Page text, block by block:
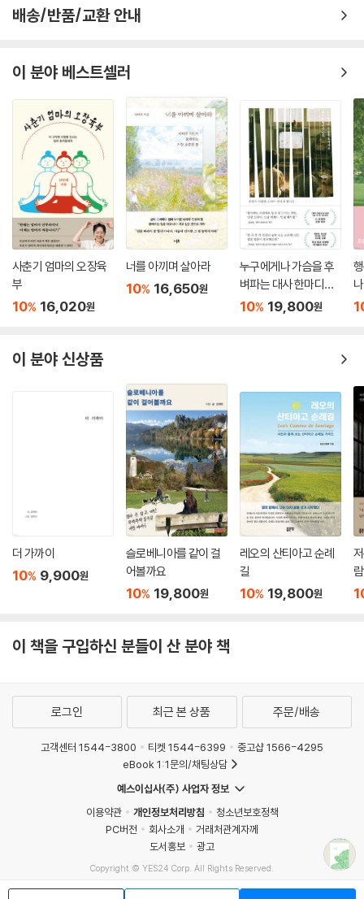
전문학 작품과 작가들이 등장함은 물론이다. 작가가 미워하려야 미워할 수
정 등등 이들의 일화는 ‘텍스트가 말해주지 않는 사실’에 주목하기 좋아하
는 작가의 취향을 명확히 반영하는 듯, 우리가 알던 흔한 고전이 아닌 새로
운 이야기로 다가온다. 북학파의 대표적 이론서인 박제가의 《북학의》를
‘그리움’과 ‘외로움’의 책이라는 작가이니 더 말해 무엇할까. 하지만 작가가
이끄는 ‘슬픔과 기쁨’의 이야기는 우리 고전에 한정되지 않는다. 현대 소설
은 물론 영화까지 두루 걸쳐 그간 작가의 삶에 질문과 영감을 주었던 작품
들이 소개된다. 존 파울즈의 절망 가득한 일기부터 빨래방에서 토요일을
허비하는 ‘미국의 체호프’라 평가받는 레이먼드 카버, 한 사람 속에 거처하
는 완전히 다른 존재들에 수많은 이름을 붙여 살게 한 페르난두 페소아의
이야기 등, ‘부질없고 불경한’ 상상하기를 좋아하는 작가를 따라가다 보면,
우리에게 주어졌던 그간의 텍스트에서는 엿볼 수 없었던 행간에 주목하게
하는 설흔의 시선을 새롭게 느끼게 될 것이다.
26개의 시와 노래 그리고 그 노래를 따라 함께 떠올린 다양한 삶의 기록들
에서 설흔의 ‘추구미’를 엿보는 것 또한 이 책이 주는 색다른 즐거움이다.
그것은 시와 노래, 문학과 예술에 국한되지 않고 ‘사람’으로 확장되어 ‘우
정’과 ‘사랑’에 대한 탐구이다.
“요즈음 내 머릿속에서 ‘마음이 따뜻한 사람’이라는 말이 떠나지 않아서이
다. 지금보다 더 나은 세상이 성큼 다가오지 않는 건, 다가오기는커녕 뒤로
물러나고 있는 건 마음이 따뜻한 사람의 숫자가 현저히 줄어들었기 때문이
라는 느낌이 들기 때문이다. 그리고, 나 또한 마음이 따뜻한 사람은 아니었
고, 앞으로도 그럴 리는 없다는 자괴감과 예감에서 벗어날 수 없기 때문이
간결하고 단정한 문장과 정연한 논리가 도드라지는 글과는 또 다르게 그는
람이었구나.
쳐지는 ‘시와 노래’를 따라가 보자. 특별히, 이 짧은 여행에서 만큼은 책 속
에 등장하는 시와 노래를 찾아서 함께 감상하는 적극적 독서의 체험을 권
한다. 독자의 선택에 따라 ‘감정과 인물들은 달라질 것이며, 그렇다면 또 다
른 글이 만들어질’ 것이니까. 설흔을 따라 거닐다가 ‘나 자신’을 오롯이 만
배송/반품/교환 안내
이 분야 베스트셀러
사춘기 엄마의 오장육
부
10% 16,020원
너를 아끼며 살아라
10% 16,650원
누구에게나 가슴을 후
벼파는 대사 한마디가
있다
10% 19,800원
이 분야 신상품
더 가까이
10% 9,900원
슬로베니아를 같이 걸
어볼까요
10% 19,800원
레오의 산티아고 순례
길
10% 19,800원
이 책을 구입하신 분들이 산 분야 책
로그인 최근 본 상품 주문/배송
고객센터 1544-3800 티켓 1544-6399
중고샵 1566-4295
eBook 1:1문의/채팅상담
예스이십사(주) 사업자 정보
이용약관
개인정보처리방침
청소년보호정책
PC버전
회사소개
거래처관계자께
도서홍보
광고
Copyright © YES24 Corp. All Rights Reserved.